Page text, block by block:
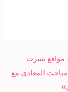
مواقع نشرت
المعادي مع